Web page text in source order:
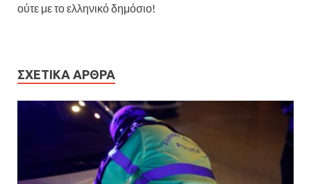
ούτε με το ελληνικό δημόσιο!
ΣΧΕΤΙΚΆ ΆΡΘΡΑ